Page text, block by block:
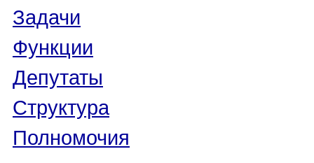
Задачи
Функции
Депутаты
Структура
Полномочия